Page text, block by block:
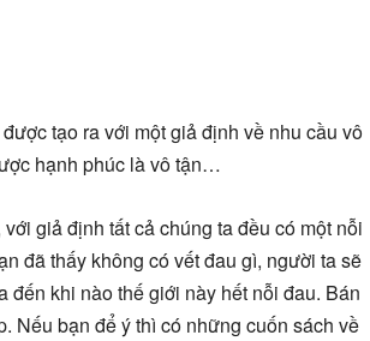
tạo ra với một giả định về nhu cầu vô
hạnh phúc là vô tận…
giả định tất cả chúng ta đều có một nỗi
đã thấy không có vết đau gì, người ta sẽ
đến khi nào thế giới này hết nỗi đau. Bán
Nếu bạn để ý thì có những cuốn sách về